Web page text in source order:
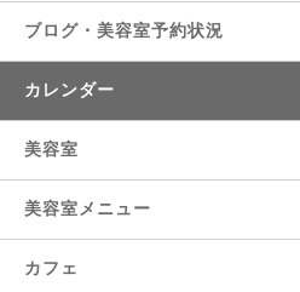
ブログ・美容室予約状況
カレンダー
美容室
美容室メニュー
カフェ